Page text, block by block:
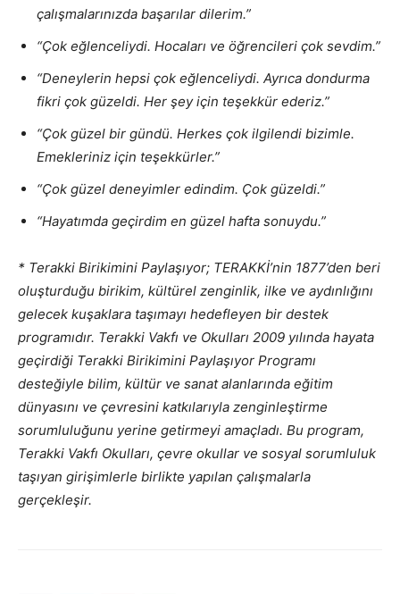
çalışmalarınızda başarılar dilerim.”
“Çok eğlenceliydi. Hocaları ve öğrencileri çok sevdim.”
“Deneylerin hepsi çok eğlenceliydi. Ayrıca dondurma
fikri çok güzeldi. Her şey için teşekkür ederiz.”
“Çok güzel bir gündü. Herkes çok ilgilendi bizimle.
Emekleriniz için teşekkürler.”
“Çok güzel deneyimler edindim. Çok güzeldi.”
“Hayatımda geçirdim en güzel hafta sonuydu.”
* Terakki Birikimini Paylaşıyor; TERAKKİ’nin 1877’den beri
oluşturduğu birikim, kültürel zenginlik, ilke ve aydınlığını
gelecek kuşaklara taşımayı hedefleyen bir destek
programıdır. Terakki Vakfı ve Okulları 2009 yılında hayata
geçirdiği Terakki Birikimini Paylaşıyor Programı
desteğiyle bilim, kültür ve sanat alanlarında eğitim
dünyasını ve çevresini katkılarıyla zenginleştirme
sorumluluğunu yerine getirmeyi amaçladı. Bu program,
Terakki Vakfı Okulları, çevre okullar ve sosyal sorumluluk
taşıyan girişimlerle birlikte yapılan çalışmalarla
gerçekleşir.